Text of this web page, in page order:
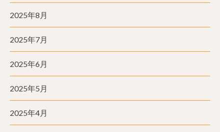
2025年8月
2025年7月
2025年6月
2025年5月
2025年4月